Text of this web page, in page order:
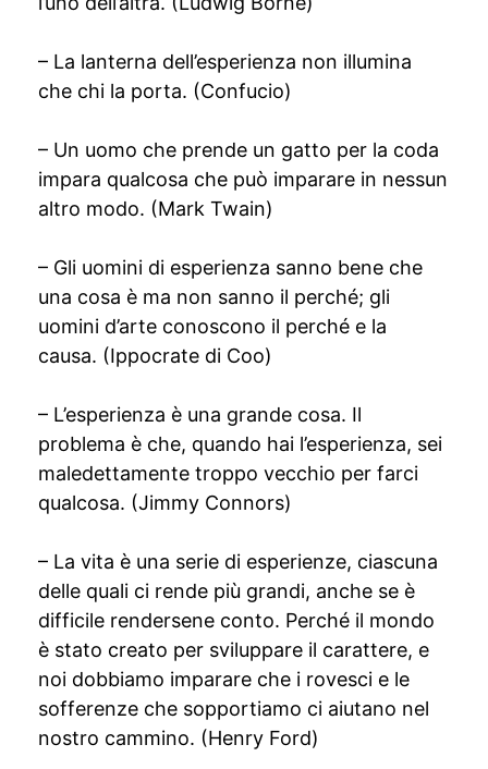
– La lanterna dell’esperienza non illumina
che chi la porta. (Confucio)
– Un uomo che prende un gatto per la coda
impara qualcosa che può imparare in nessun
altro modo. (Mark Twain)
– Gli uomini di esperienza sanno bene che
una cosa è ma non sanno il perché; gli
uomini d’arte conoscono il perché e la
causa. (Ippocrate di Coo)
– L’esperienza è una grande cosa. Il
problema è che, quando hai l’esperienza, sei
maledettamente troppo vecchio per farci
qualcosa. (Jimmy Connors)
– La vita è una serie di esperienze, ciascuna
delle quali ci rende più grandi, anche se è
difficile rendersene conto. Perché il mondo
è stato creato per sviluppare il carattere, e
noi dobbiamo imparare che i rovesci e le
sofferenze che sopportiamo ci aiutano nel
nostro cammino. (Henry Ford)